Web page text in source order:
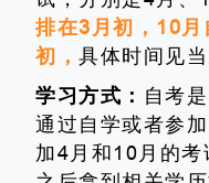
排在3月初，10月
初， 具体时间见当
学习方式： 自考
通过自学或者参
加4月和10月的